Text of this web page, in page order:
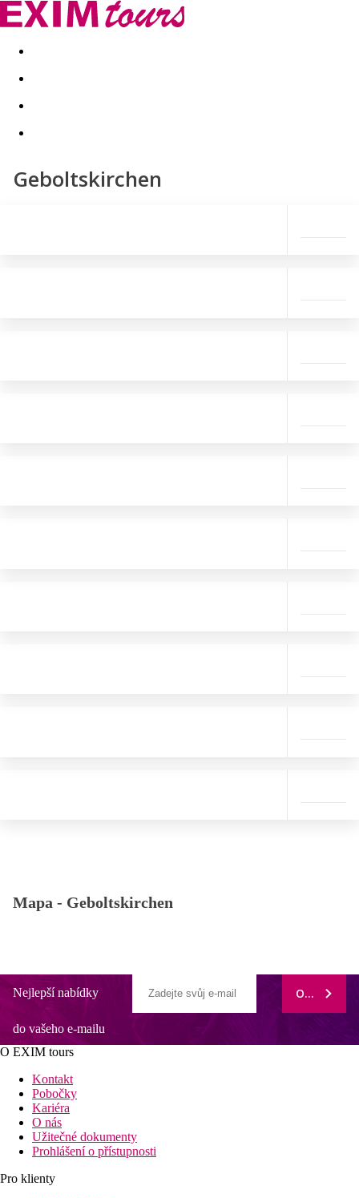
Akční nabídky Last minute
Geboltskirchen
Mapa - Geboltskirchen
Nejlepší nabídky
do vašeho e-mailu
ODEBÍRAT
O EXIM tours
Kontakt
Pobočky
Kariéra
O nás
Užitečné dokumenty
Prohlášení o přístupnosti
Pro klienty